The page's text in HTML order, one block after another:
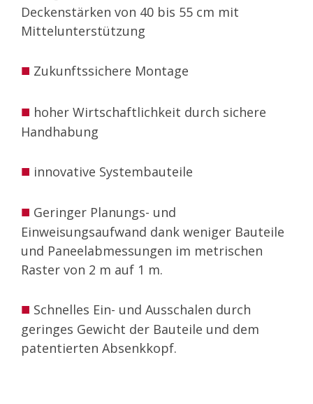
Deckenstärken von 40 bis 55 cm mit
Mittelunterstützung
■ Zukunftssichere Montage
■ hoher Wirtschaftlichkeit durch sichere
Handhabung
■ innovative Systembauteile
■ Geringer Planungs- und
Einweisungsaufwand dank weniger Bauteile
und Paneelabmessungen im metrischen
Raster von 2 m auf 1 m.
■ Schnelles Ein- und Ausschalen durch
geringes Gewicht der Bauteile und dem
patentierten Absenkkopf.